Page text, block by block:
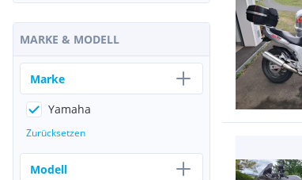
MARKE & MODELL
Marke
Yamaha
Zurücksetzen
Modell